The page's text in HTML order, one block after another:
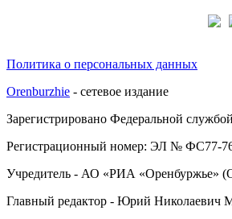
Политика о персональных данных
Orenburzhie - сетевое издание
Зарегистрировано Федеральной
Регистрационный номер: ЭЛ № ФС77-
Учредитель - АО «РИА «Оренбуржье»
Главный редактор - Юрий Николаевич